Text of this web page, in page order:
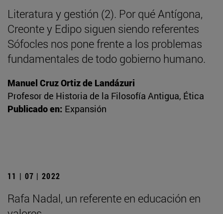
Literatura y gestión (2). Por qué Antígona,
Creonte y Edipo siguen siendo referentes
Sófocles nos pone frente a los problemas
fundamentales de todo gobierno humano.
Manuel Cruz Ortiz de Landázuri
Profesor de Historia de la Filosofía Antigua, Ética
Publicado en: Expansión
11 | 07 | 2022
Rafa Nadal, un referente en educación en